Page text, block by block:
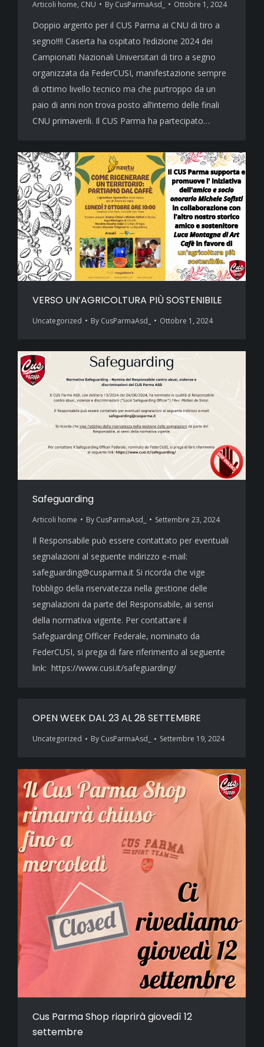
Articoli home, CNU By CusParmaAsd_ Ottobre 1, 2024
Doppio argento per il CUS Parma ai CNU di tiro a
segno!!!! Caserta ha ospitato l’edizione 2024 dei
Campionati Nazionali Universitari di tiro a segno
organizzata da FederCUSI, manifestazione sempre
di ottimo livello tecnico ma che purtroppo da un
paio di anni non trova posto all’interno delle finali
CNU primaverili. Il CUS Parma ha partecipato…
VERSO UN’AGRICOLTURA PIÙ SOSTENIBILE
Uncategorized By CusParmaAsd_ Ottobre 1, 2024
Safeguarding
Articoli home By CusParmaAsd_ Settembre 23, 2024
Il Responsabile può essere contattato per eventuali
segnalazioni al seguente indirizzo e-mail:
safeguarding@cusparma.it Si ricorda che vige
l’obbligo della riservatezza nella gestione delle
segnalazioni da parte del Responsabile, ai sensi
della normativa vigente. Per contattare il
Safeguarding Officer Federale, nominato da
FederCUSI, si prega di fare riferimento al seguente
link: https://www.cusi.it/safeguarding/
OPEN WEEK DAL 23 AL 28 SETTEMBRE
Uncategorized By CusParmaAsd_ Settembre 19, 2024
Cus Parma Shop riaprirà giovedì 12
settembre